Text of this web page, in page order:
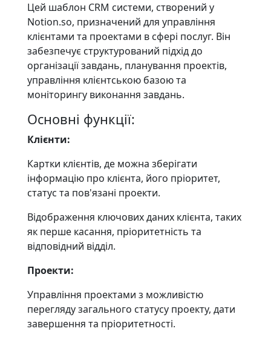
Цей шаблон CRM системи, створений у
Notion.so, призначений для управління
клієнтами та проектами в сфері послуг. Він
забезпечує структурований підхід до
організації завдань, планування проектів,
управління клієнтською базою та
моніторингу виконання завдань.
Основні функції:
Клієнти:
Картки клієнтів, де можна зберігати
інформацію про клієнта, його пріоритет,
статус та пов'язані проекти.
Відображення ключових даних клієнта, таких
як перше касання, пріоритетність та
відповідний відділ.
Проекти:
Управління проектами з можливістю
перегляду загального статусу проекту, дати
завершення та пріоритетності.